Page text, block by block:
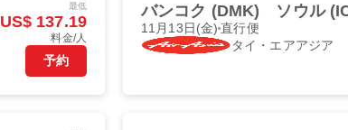
最低
US$ 137.19
料金/人
予約
バンコク (DMK) ソウル
11月13日(金)直行便
タイ・エアアジア